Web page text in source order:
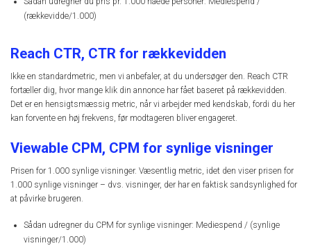
(rækkevidde/1.000)
Reach CTR, CTR for rækkevidden
Ikke en standardmetric, men vi anbefaler, at du undersøger den. Reach CTR
fortæller dig, hvor mange klik din annonce har fået baseret på rækkevidden.
Det er en hensigtsmæssig metric, når vi arbejder med kendskab, fordi du her
kan forvente en høj frekvens, før modtageren bliver engageret.
Viewable CPM, CPM for synlige visninger
Prisen for 1.000 synlige visninger. Væsentlig metric, idet den viser prisen for
1.000 synlige visninger – dvs. visninger, der har en faktisk sandsynlighed for
at påvirke brugeren.
Sådan udregner du CPM for synlige visninger: Mediespend / (synlige
visninger/1.000)